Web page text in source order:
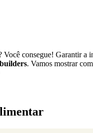
consegue! Garantir a
. Vamos mostrar